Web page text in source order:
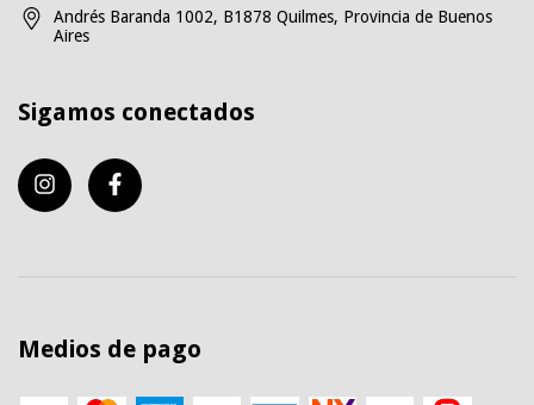
Andrés Baranda 1002, B1878 Quilmes, Provincia de Buenos
Aires
Sigamos conectados
Medios de pago